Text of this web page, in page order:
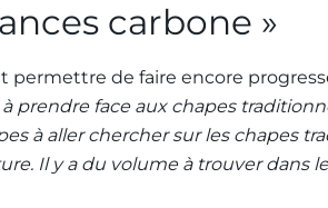
carbone »
permettre de faire encore
à prendre face aux chapes
à aller chercher sur les chapes
Il y a du volume à trouver dans